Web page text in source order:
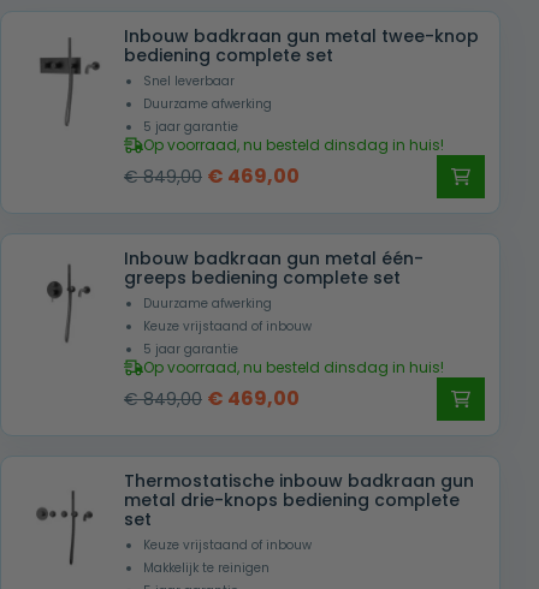
inbouw badkranen. De kranen zijn
vervaardigd uit RVS 304 met een
slijtvaste PVD-coating, waardoor de finish
kleurvast is en minder vingerafdrukken
toont. Direct uit voorraad leverbaar en
gratis verzonden vanaf €100, met
support via onze kennisbank en
klantenservice in Nederland en België.
Inbouw badkraan gun metal twee-knop
bediening complete set
Snel leverbaar
Duurzame afwerking
5 jaar garantie
Op voorraad, nu besteld dinsdag in huis!
€849,00 Oorspronkelijke
was:
€ 849,00.
€ 469,00
is:
€ 469,00.
Inbouw badkraan gun metal één-
greeps bediening complete set
Duurzame afwerking
Keuze vrijstaand of inbouw
5 jaar garantie
Op voorraad, nu besteld dinsdag in huis!
€849,00 Oorspronkelijke
was:
€ 849,00.
€ 469,00
is:
€ 469,00.
Thermostatische inbouw badkraan gun
metal drie-knops bediening complete
set
Keuze vrijstaand of inbouw
Makkelijk te reinigen